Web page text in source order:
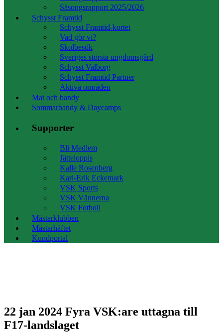
Säsongsrapport 2025/2026
Schysst Framtid
Schysst Framtid-kortet
Vad gör vi?
Skolbesök
Sveriges största ungdomsgård
Schysst Valborg
Schysst Framtid Partner
Aktiva områden
Mat och bandy
Sommarbandy & Daycamps
Supporter
Bli Medlem
Jätteloppis
Kalle Rosenberg
Karl-Erik Eckemark
VSK Sports
VSK Vännerna
VSK Fotboll
Mästarklubben
Mästarhäftet
Kundportal
22 jan 2024 Fyra VSK:are uttagna till
F17-landslaget